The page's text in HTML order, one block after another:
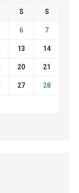
S S
6 7
13 14
20 21
27 28